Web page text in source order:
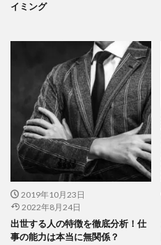
イミング
2019年10月23日
2022年8月24日
出世する人の特徴を徹底分析！仕
事の能力は本当に無関係？